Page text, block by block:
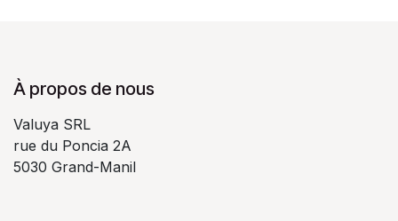
À propos de nous
Valuya SRL
rue du Poncia 2A
5030 Grand-Manil